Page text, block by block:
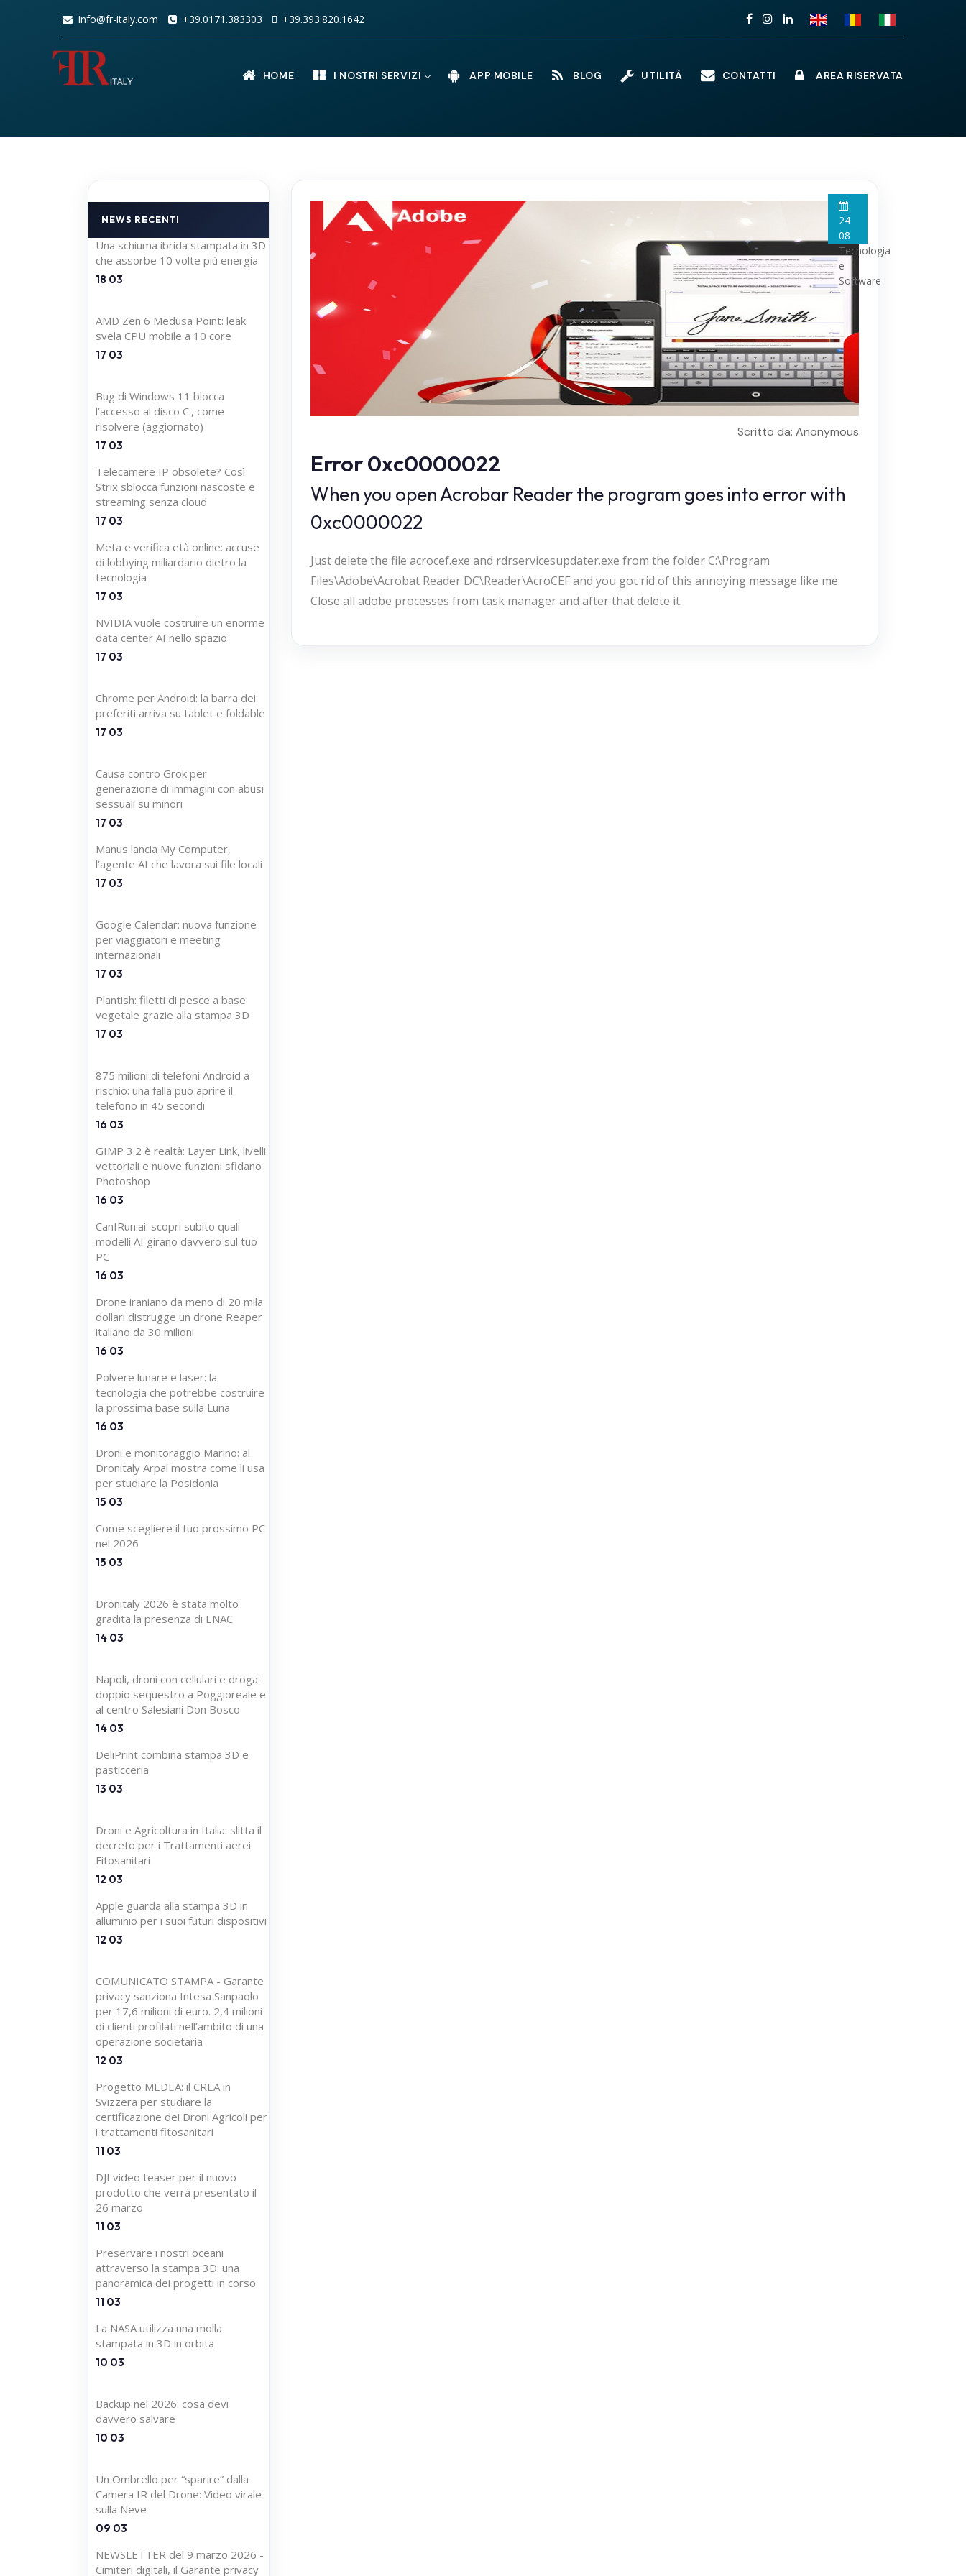
info@fr-italy.com +39.0171.383303 +39.393.820.1642
HOME I NOSTRI SERVIZI APP MOBILE BLOG UTILITÀ CONTATTI AREA RISERVATA
NEWS RECENTI
Una schiuma ibrida stampata in 3D
che assorbe 10 volte più energia
18 03
AMD Zen 6 Medusa Point: leak
svela CPU mobile a 10 core
17 03
Bug di Windows 11 blocca
l’accesso al disco C:, come
risolvere (aggiornato)
17 03
Telecamere IP obsolete? Così
Strix sblocca funzioni nascoste e
streaming senza cloud
17 03
Meta e verifica età online: accuse
di lobbying miliardario dietro la
tecnologia
17 03
NVIDIA vuole costruire un enorme
data center AI nello spazio
17 03
Chrome per Android: la barra dei
preferiti arriva su tablet e foldable
17 03
Causa contro Grok per
generazione di immagini con abusi
sessuali su minori
17 03
Manus lancia My Computer,
l’agente AI che lavora sui file locali
17 03
Google Calendar: nuova funzione
per viaggiatori e meeting
internazionali
17 03
Plantish: filetti di pesce a base
vegetale grazie alla stampa 3D
17 03
875 milioni di telefoni Android a
rischio: una falla può aprire il
telefono in 45 secondi
16 03
GIMP 3.2 è realtà: Layer Link, livelli
vettoriali e nuove funzioni sfidano
Photoshop
16 03
CanIRun.ai: scopri subito quali
modelli AI girano davvero sul tuo
PC
16 03
Drone iraniano da meno di 20 mila
dollari distrugge un drone Reaper
italiano da 30 milioni
16 03
Polvere lunare e laser: la
tecnologia che potrebbe costruire
la prossima base sulla Luna
16 03
Droni e monitoraggio Marino: al
Dronitaly Arpal mostra come li usa
per studiare la Posidonia
15 03
Come scegliere il tuo prossimo PC
nel 2026
15 03
Dronitaly 2026 è stata molto
gradita la presenza di ENAC
14 03
Napoli, droni con cellulari e droga:
doppio sequestro a Poggioreale e
al centro Salesiani Don Bosco
14 03
DeliPrint combina stampa 3D e
pasticceria
13 03
Droni e Agricoltura in Italia: slitta il
decreto per i Trattamenti aerei
Fitosanitari
12 03
Apple guarda alla stampa 3D in
alluminio per i suoi futuri dispositivi
12 03
COMUNICATO STAMPA - Garante
privacy sanziona Intesa Sanpaolo
per 17,6 milioni di euro. 2,4 milioni
di clienti profilati nell’ambito di una
operazione societaria
12 03
Progetto MEDEA: il CREA in
Svizzera per studiare la
certificazione dei Droni Agricoli per
i trattamenti fitosanitari
11 03
DJI video teaser per il nuovo
prodotto che verrà presentato il
26 marzo
11 03
Preservare i nostri oceani
attraverso la stampa 3D: una
panoramica dei progetti in corso
11 03
La NASA utilizza una molla
stampata in 3D in orbita
10 03
Backup nel 2026: cosa devi
davvero salvare
10 03
Un Ombrello per “sparire” dalla
Camera IR del Drone: Video virale
sulla Neve
09 03
NEWSLETTER del 9 marzo 2026 -
Cimiteri digitali, il Garante privacy
24
08
Tecnologia
e
Software
Scritto da: Anonymous
Error 0xc0000022
When you open Acrobar Reader the program goes into error with
0xc0000022
Just delete the file acrocef.exe and rdrservicesupdater.exe from the folder C:\Program
Files\Adobe\Acrobat Reader DC\Reader\AcroCEF and you got rid of this annoying message like me.
Close all adobe processes from task manager and after that delete it.